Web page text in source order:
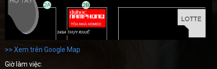
>> Xem trên Google Map
Giờ làm việc: